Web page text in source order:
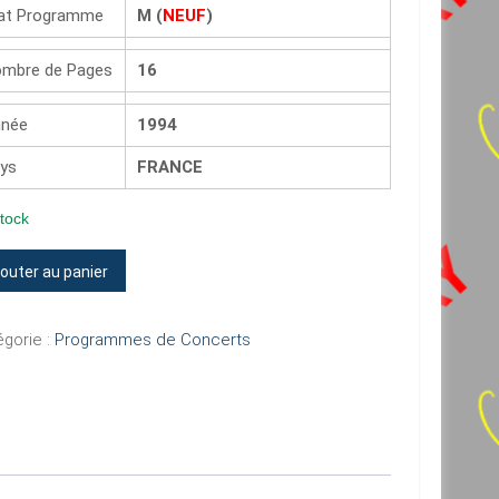
Programme M (NEUF)
de Pages 16
1994
FRANCE
au panier
: Programmes de Concerts